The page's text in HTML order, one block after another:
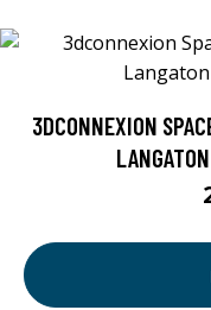
3DCONNEXION